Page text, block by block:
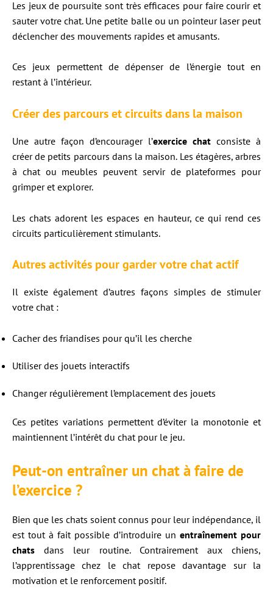
Les jeux de poursuite sont très efficaces pour faire courir et
sauter votre chat. Une petite balle ou un pointeur laser peut
déclencher des mouvements rapides et amusants.
Ces jeux permettent de dépenser de l’énergie tout en
restant à l’intérieur.
Créer des parcours et circuits dans la maison
Une autre façon d’encourager l’exercice chat consiste à
créer de petits parcours dans la maison. Les étagères, arbres
à chat ou meubles peuvent servir de plateformes pour
grimper et explorer.
Les chats adorent les espaces en hauteur, ce qui rend ces
circuits particulièrement stimulants.
Autres activités pour garder votre chat actif
Il existe également d’autres façons simples de stimuler
votre chat :
Cacher des friandises pour qu’il les cherche
Utiliser des jouets interactifs
Changer régulièrement l’emplacement des jouets
Ces petites variations permettent d’éviter la monotonie et
maintiennent l’intérêt du chat pour le jeu.
Peut-on entraîner un chat à faire de
l’exercice ?
Bien que les chats soient connus pour leur indépendance, il
est tout à fait possible d’introduire un entraînement pour
chats dans leur routine. Contrairement aux chiens,
l’apprentissage chez le chat repose davantage sur la
motivation et le renforcement positif.